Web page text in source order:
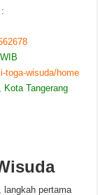
toga-wisuda/home
Tangerang
pertama